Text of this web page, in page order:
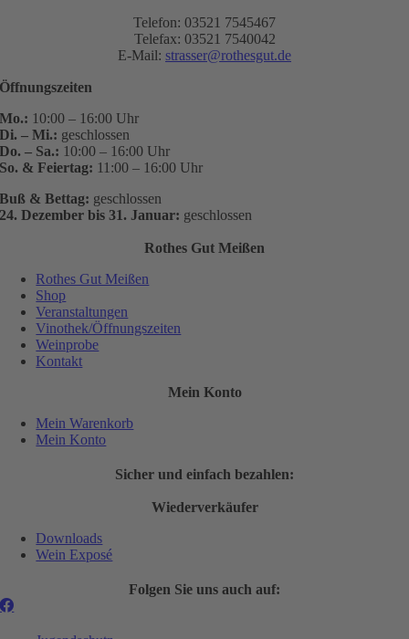
Telefon: 03521 7545467
Telefax: 03521 7540042
E-Mail: strasser@rothesgut.de
Öffnungszeiten
Mo.: 10:00 – 16:00 Uhr
Di. – Mi.: geschlossen
Do. – Sa.: 10:00 – 16:00 Uhr
So. & Feiertag: 11:00 – 16:00 Uhr
Buß & Bettag: geschlossen
24. Dezember bis 31. Januar: geschlossen
Rothes Gut Meißen
Rothes Gut Meißen
Shop
Veranstaltungen
Vinothek/Öffnungszeiten
Weinprobe
Kontakt
Mein Konto
Mein Warenkorb
Mein Konto
Sicher und einfach bezahlen:
Wiederverkäufer
Downloads
Wein Exposé
Folgen Sie uns auch auf: